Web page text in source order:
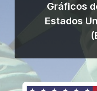
Gráficos
Estados